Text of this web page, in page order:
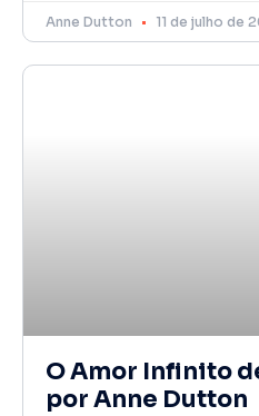
Anne Dutton 11 de julho de
O Amor Infinito
por Anne Dutton